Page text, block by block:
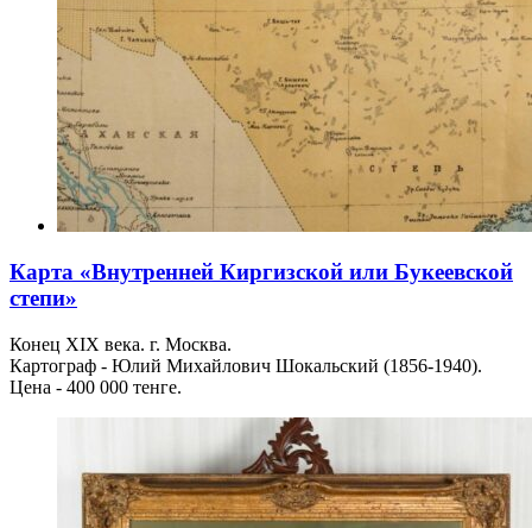
Карта «Внутренней Киргизской или Букеевской
степи»
Конец XIX века. г. Москва.
Картограф - Юлий Михайлович Шокальский (1856-1940).
Цена - 400 000 тенге.